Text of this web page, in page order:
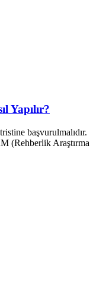
Yapılır?
başvurulmalıdır.
(Rehberlik Araştırma